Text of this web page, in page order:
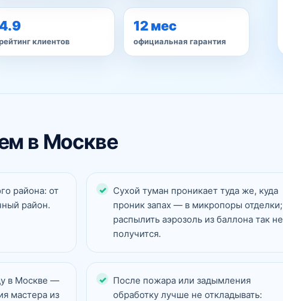
4.9
клиентов
12 мес
официальная гарантия
в Москве
района: от
район.
Сухой туман проникает туда же, куда
проник запах — в микропоры отделки;
распылить аэрозоль из баллона так не
получится.
в Москве —
мастера из
После пожара или задымления
обработку лучше не откладывать: